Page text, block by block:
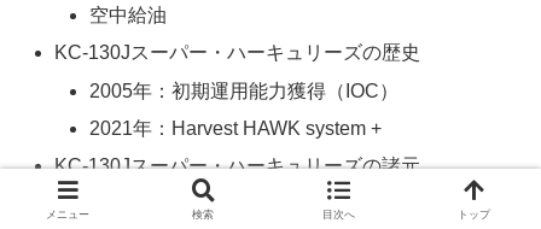
空中給油
KC-130Jスーパー・ハーキュリーズの歴史
2005年：初期運用能力獲得（IOC）
2021年：Harvest HAWK system +
KC-130Jスーパー・ハーキュリーズの諸元
参考リンク
メニュー 検索 目次へ トップ